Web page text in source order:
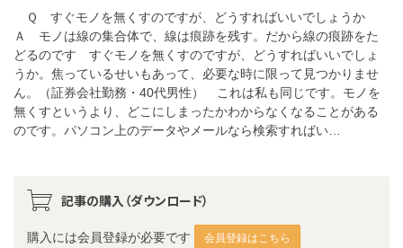
Ｑ すぐモノを無くすのですが、どうすればいいでしょうか
Ａ モノは線の集合体で、線は痕跡を残す。だから線の痕跡をた
どるのです すぐモノを無くすのですが、どうすればいいでしょ
うか。焦っているせいもあって、必要な時に限って見つかりませ
ん。（証券会社勤務・40代男性） これは私も同じです。モノを
無くすというより、どこにしまったかわからなくなることがある
のです。パソコン上のデータやメールなら検索すればい…
記事の購入（ダウンロード）
購入には会員登録が必要です 会員登録はこちら